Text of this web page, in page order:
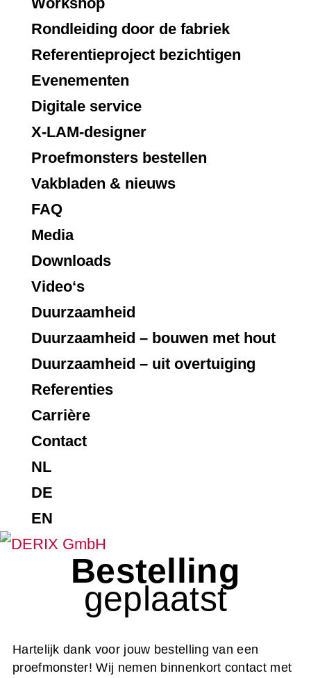
Rondleiding door de fabriek
Referentieproject bezichtigen
Evenementen
Digitale service
X-LAM-designer
Proefmonsters bestellen
Vakbladen & nieuws
FAQ
Media
Downloads
Video‘s
Duurzaamheid
Duurzaamheid – bouwen met hout
Duurzaamheid – uit overtuiging
Referenties
Carrière
Contact
NL
DE
EN
Bestelling
geplaatst
Hartelijk dank voor jouw bestelling van een
proefmonster! Wij nemen binnenkort contact met